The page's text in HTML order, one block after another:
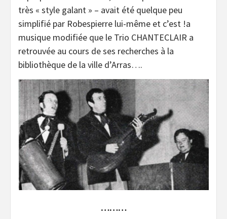
très « style galant » – avait été quelque peu
simplifié par Robespierre lui-même et c’est !a
musique modifiée que le Trio CHANTECLAIR a
retrouvée au cours de ses recherches à la
bibliothèque de la ville d’Arras….
………